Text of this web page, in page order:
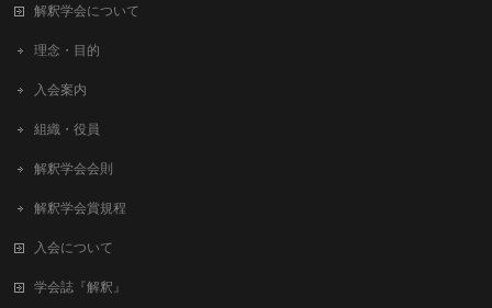
解釈学会について
理念・目的
入会案内
組織・役員
解釈学会会則
解釈学会賞規程
入会について
学会誌『解釈』